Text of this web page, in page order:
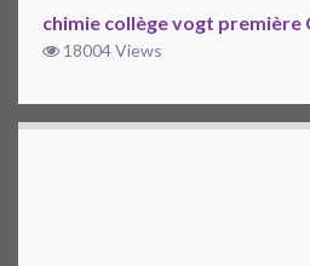
chimie collège vogt première
18004 Views